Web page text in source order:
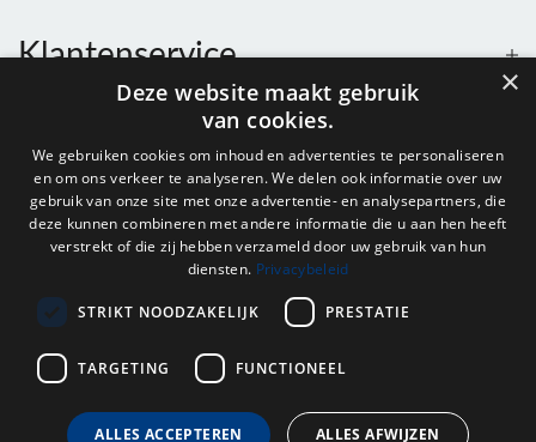
Klantenservice
Openingstijden
Nieuwsbrief
×
Deze website maakt gebruik
van cookies.
We gebruiken cookies om inhoud en advertenties te personaliseren
en om ons verkeer te analyseren. We delen ook informatie over uw
gebruik van onze site met onze advertentie- en analysepartners, die
deze kunnen combineren met andere informatie die u aan hen heeft
verstrekt of die zij hebben verzameld door uw gebruik van hun
diensten. Privacybeleid
STRIKT NOODZAKELIJK PRESTATIE
TARGETING FUNCTIONEEL
ALLES ACCEPTEREN ALLES AFWIJZEN